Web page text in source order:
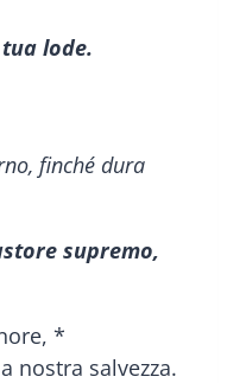
lode.
finché dura
supremo,
*
nostra salvezza.